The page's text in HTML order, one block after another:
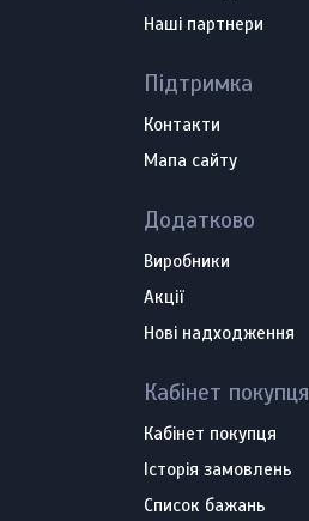
Наші партнери
Підтримка
Контакти
Мапа сайту
Додатково
Виробники
Акції
Нові надходження
Кабінет покупця
Кабінет покупця
Історія замовлень
Список бажань